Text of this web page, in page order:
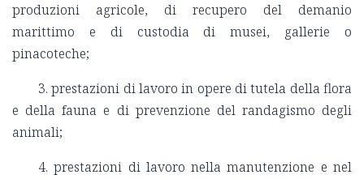
produzioni agricole, di recupero del demanio
marittimo e di custodia di musei, gallerie o
pinacoteche;
3. prestazioni di lavoro in opere di tutela della flora
e della fauna e di prevenzione del randagismo degli
animali;
4. prestazioni di lavoro nella manutenzione e nel